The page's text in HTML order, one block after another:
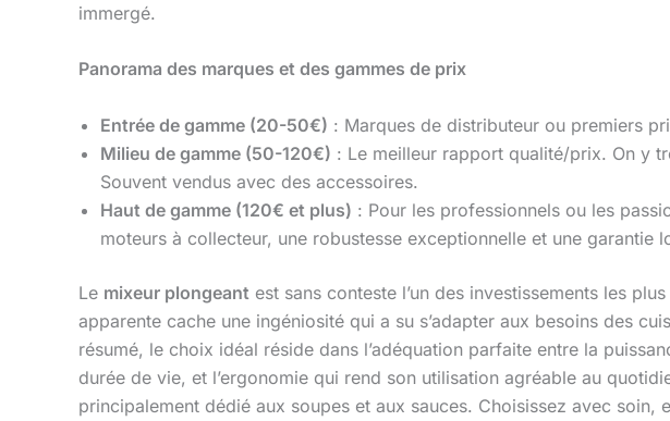
immergé.
Panorama des marques et des gammes de prix
Entrée de gamme (20-50€) : Marques de distributeur ou premiers
Milieu de gamme (50-120€) : Le meilleur rapport qualité/prix. On y
Souvent vendus avec des accessoires.
Haut de gamme (120€ et plus) : Pour les professionnels ou les
moteurs à collecteur, une robustesse exceptionnelle et une garantie
Le mixeur plongeant est sans conteste l’un des investissements les
apparente cache une ingéniosité qui a su s’adapter aux besoins des
résumé, le choix idéal réside dans l’adéquation parfaite entre la
durée de vie, et l’ergonomie qui rend son utilisation agréable au
principalement dédié aux soupes et aux sauces. Choisissez avec